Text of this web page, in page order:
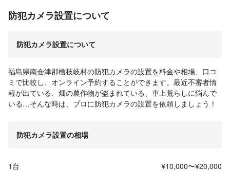
防犯カメラ設置について
防犯カメラ設置について
福島県南会津郡檜枝岐村の防犯カメラの設置を料金や相場、口コ
ミで比較し、オンライン予約することができます。最近不審者情
報が出ている、畑の農作物が盗まれている、車上荒らしに悩んで
いる…そんな時は、プロに防犯カメラの設置を依頼しましょう！
防犯カメラ設置の相場
1台 ¥10,000〜¥20,000